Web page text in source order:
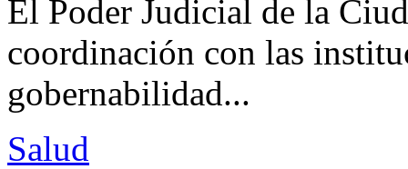
El Poder Judicial de la
coordinación con las
gobernabilidad...
Salud